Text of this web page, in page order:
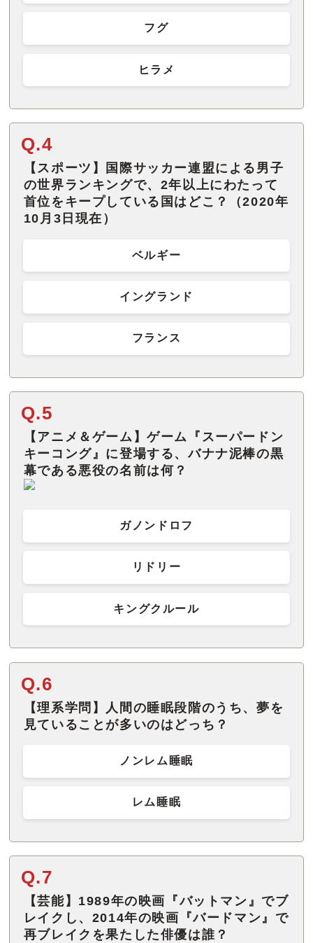
フグ
ヒラメ
Q.4
【スポーツ】国際サッカー連盟による男子
の世界ランキングで、2年以上にわたって
首位をキープしている国はどこ？（2020年
10月3日現在）
ベルギー
イングランド
フランス
Q.5
【アニメ＆ゲーム】ゲーム『スーパードン
キーコング』に登場する、バナナ泥棒の黒
ガノンドロフ
リドリー
キングクルール
Q.6
【理系学問】人間の睡眠段階のうち、夢を
見ていることが多いのはどっち？
ノンレム睡眠
レム睡眠
Q.7
【芸能】1989年の映画『バットマン』でブ
レイクし、2014年の映画『バードマン』で
再ブレイクを果たした俳優は誰？